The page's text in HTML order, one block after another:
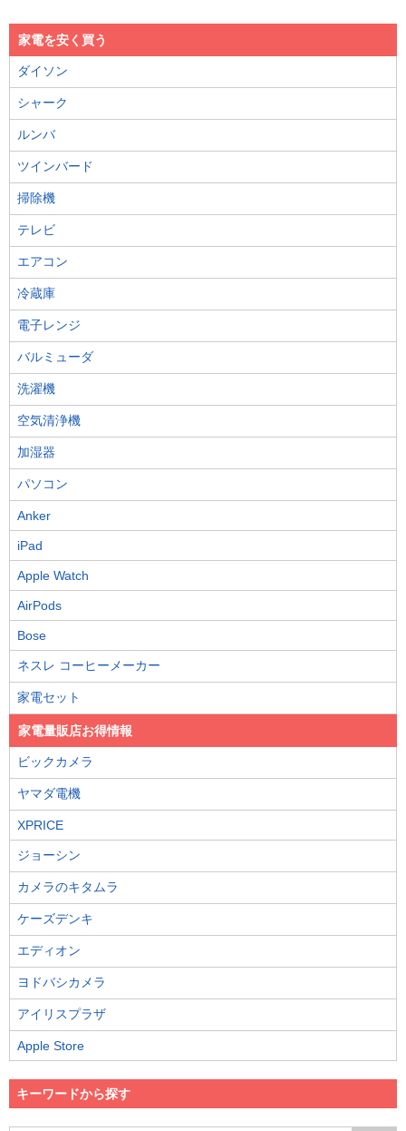
家電を安く買う
ダイソン
シャーク
ルンバ
ツインバード
掃除機
テレビ
エアコン
冷蔵庫
電子レンジ
バルミューダ
洗濯機
空気清浄機
加湿器
パソコン
Anker
iPad
Apple Watch
AirPods
Bose
ネスレ コーヒーメーカー
家電セット
家電量販店お得情報
ビックカメラ
ヤマダ電機
XPRICE
ジョーシン
カメラのキタムラ
ケーズデンキ
エディオン
ヨドバシカメラ
アイリスプラザ
Apple Store
キーワードから探す